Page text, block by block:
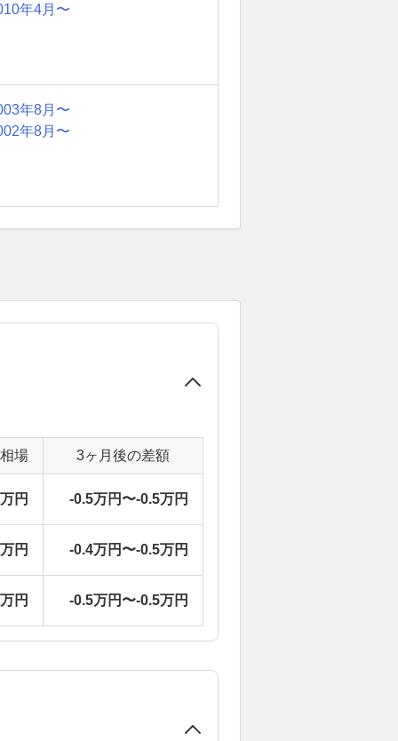
年4月〜
年8月〜
年8月〜
場 3ヶ月後の差額
円 -0.5万円〜-0.5万円
円 -0.4万円〜-0.5万円
円 -0.5万円〜-0.5万円